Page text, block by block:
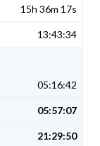
15h 36m 17s
13:43:34
05:16:42
05:57:07
21:29:50